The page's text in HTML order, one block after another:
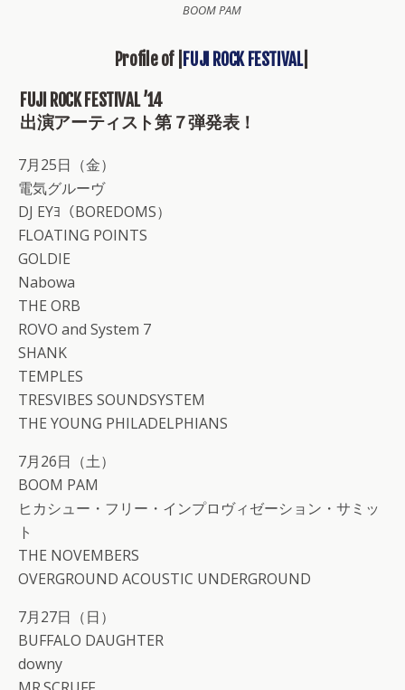
BOOM PAM
Profile of | FUJI ROCK FESTIVAL|
FUJI ROCK FESTIVAL ’14
出演アーティスト第７弾発表！
7月25日（金）
電気グルーヴ
DJ EYﾖ（BOREDOMS）
FLOATING POINTS
GOLDIE
Nabowa
THE ORB
ROVO and System 7
SHANK
TEMPLES
TRESVIBES SOUNDSYSTEM
THE YOUNG PHILADELPHIANS
7月26日（土）
BOOM PAM
ヒカシュー・フリー・インプロヴィゼーション・サミッ
ト
THE NOVEMBERS
OVERGROUND ACOUSTIC UNDERGROUND
7月27日（日）
BUFFALO DAUGHTER
downy